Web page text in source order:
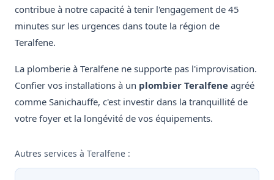
contribue à notre capacité à tenir l'engagement de 45
minutes sur les urgences dans toute la région de
Teralfene.
La plomberie à Teralfene ne supporte pas l'improvisation.
Confier vos installations à un plombier Teralfene agréé
comme Sanichauffe, c'est investir dans la tranquillité de
votre foyer et la longévité de vos équipements.
Autres services à Teralfene :